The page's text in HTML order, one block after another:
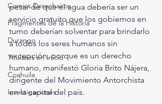
Comics Derechairos
Fragmentos de la Historia
Durango
Titulares en Inicio
Coahuila
Investigaciones
pesar de que el agua debería ser un
servicio gratuito que los gobiernos en
turno deberían solventar para brindarlo
a todos los seres humanos sin
excepción, porque es un derecho
humano, manifestó Gloria Brito Nájera,
dirigente del Movimiento Antorchista
en la capital del país.